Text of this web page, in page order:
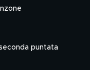
puntata